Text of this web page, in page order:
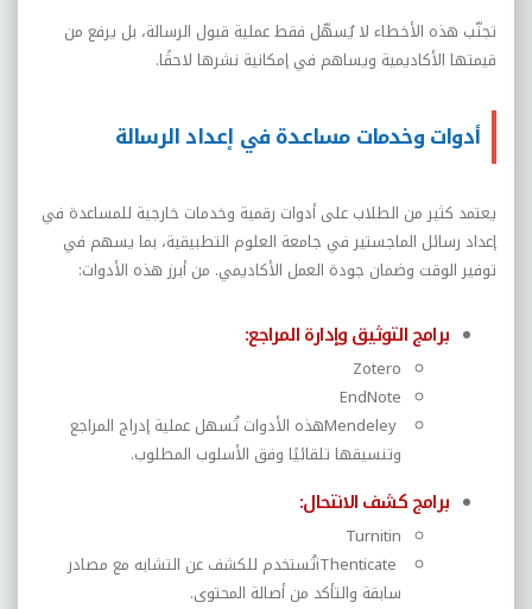
تجنّب هذه الأخطاء لا يُسهّل فقط عملية قبول الرسالة، بل يرفع من
قيمتها الأكاديمية ويساهم في إمكانية نشرها لاحقًا.
أدوات وخدمات مساعدة في إعداد الرسالة
يعتمد كثير من الطلاب على أدوات رقمية وخدمات خارجية للمساعدة في
إعداد رسائل الماجستير في جامعة العلوم التطبيقية، بما يسهم في
توفير الوقت وضمان جودة العمل الأكاديمي. من أبرز هذه الأدوات:
برامج التوثيق وإدارة المراجع:
Zotero
EndNote
Mendeleyهذه الأدوات تُسهل عملية إدراج المراجع
وتنسيقها تلقائيًا وفق الأسلوب المطلوب.
برامج كشف الانتحال:
Turnitin
iThenticateتُستخدم للكشف عن التشابه مع مصادر
سابقة والتأكد من أصالة المحتوى.